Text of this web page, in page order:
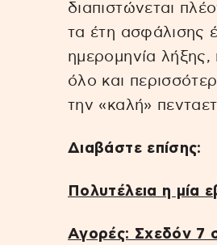
διαπιστώνεται
τα έτη ασφάλισης
ημερομηνία
όλο και
την «καλή»
Διαβάστε επίσης:
Πολυτέλεια η μία
Αγορές: Σχεδόν 7